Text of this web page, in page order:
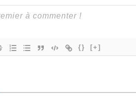
{} [+]